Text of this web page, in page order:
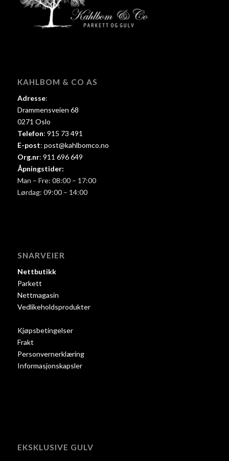
KAHLBOM & CO AS
Adresse:
Drammensveien 68
0271 Oslo
Telefon: 915 73 491
E-post: post@kahlbomco.no
Org.nr: 911 696 649
Åpningstider:
Man – Fre: 08:00 – 17:00
Lørdag: 09:00 – 14:00
SNARVEIER
Nettbutikk
Parkett
Nettmagasin
Vedlikeholdsprodukter
Kjøpsbetingelser
Frakt
Personvernerklæring
Informasjonskapsler
EKSKLUSIVE GULV